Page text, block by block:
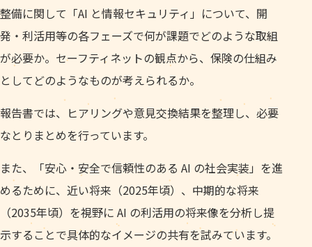
整備に関して「AI と情報セキュリティ」について、開
発・利活用等の各フェーズで何が課題でどのような取組
が必要か。セーフティネットの観点から、保険の仕組み
としてどのようなものが考えられるか。
報告書では、ヒアリングや意見交換結果を整理し、必要
なとりまとめを行っています。
また、「安心・安全で信頼性のある AI の社会実装」を進
めるために、近い将来（2025年頃）、中期的な将来
（2035年頃）を視野に AI の利活用の将来像を分析し提
示することで具体的なイメージの共有を試みています。